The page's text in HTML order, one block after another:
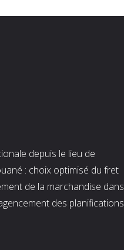
depuis le lieu de
: choix optimisé du fret
de la marchandise dans
des planifications